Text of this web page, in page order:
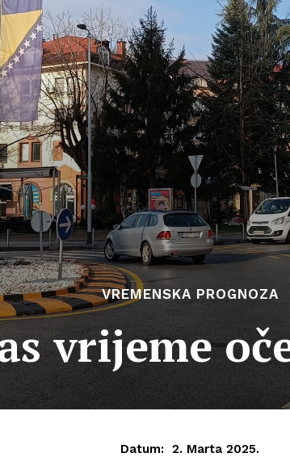
VREMENSKA PROGNOZA
vrijeme
Datum: 2. Marta 2025.